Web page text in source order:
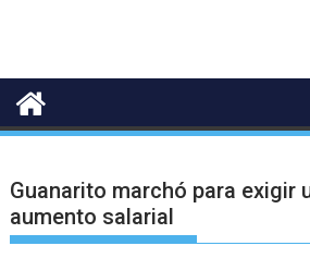
Guanarito marchó para exigir
aumento salarial